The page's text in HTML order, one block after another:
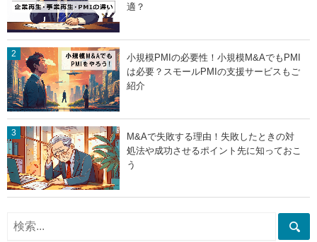
適？
小規模PMIの必要性！小規模M&AでもPMI
は必要？スモールPMIの支援サービスもご
紹介
M&Aで失敗する理由！失敗したときの対
処法や成功させるポイント先に知っておこ
う